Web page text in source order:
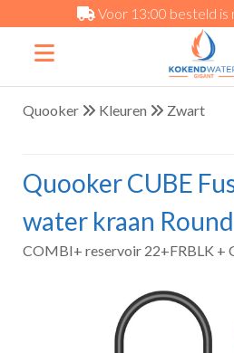
Voor 13:00 besteld is
Quooker Kleuren Zwart
Quooker CUBE
water kraan
COMBI+ reservoir 22+FRBLK +